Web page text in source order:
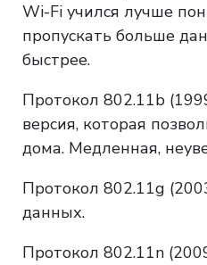
Wi-Fi учился лучше
пропускать больше
быстрее.
Протокол 802.11b
версия, которая
дома. Медленная,
Протокол 802.11g
данных.
Протокол 802.11n